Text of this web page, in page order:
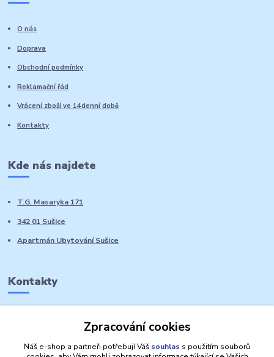
O nás
Doprava
Obchodní podmínky
Reklamační řád
Vrácení zboží ve 14denní době
Kontakty
Kde nás najdete
T.G. Masaryka 171
342 01 Sušice
Apartmán Ubytování Sušice
Kontakty
Zpracování cookies
Náš e-shop a partneři potřebují Váš souhlas s použitím souborů